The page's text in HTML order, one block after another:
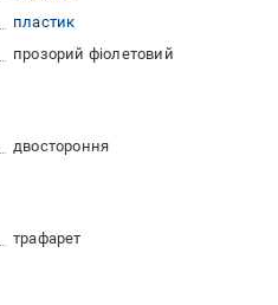
пластик
прозорий фіолетовий
двостороння
трафарет